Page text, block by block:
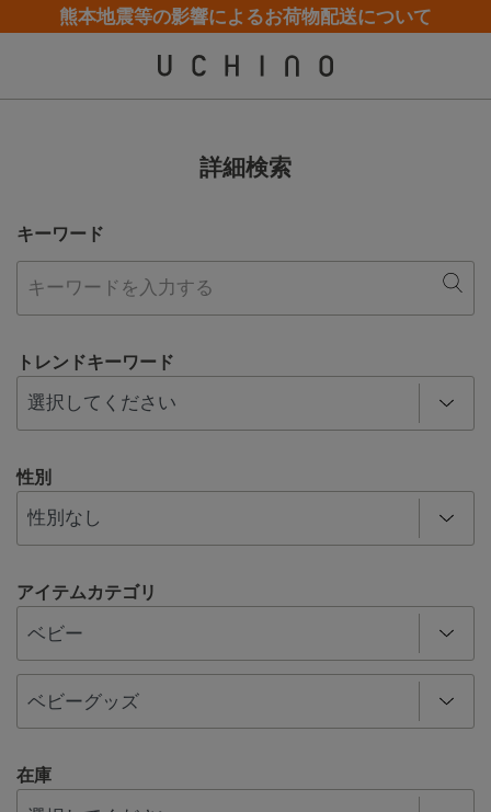
【クリアランスセール】人気パジャマが追加！
夏季休業（お電話）のお知らせ
熊本地震等の影響によるお荷物配送について
【クリアランスセール】人気パジャマが追加！
夏季休業（お電話）のお知らせ
詳細検索
キーワード
トレンドキーワード
性別
アイテムカテゴリ
在庫